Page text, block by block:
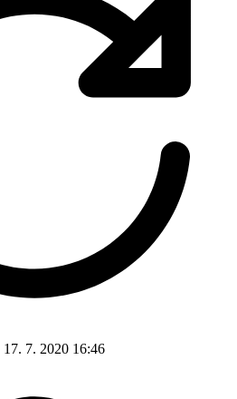
17. 7. 2020 16:46